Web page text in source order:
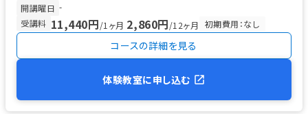
開講曜日 -
受講料 11,440円/1ヶ月 2,860円/12ヶ月 初期費用：なし
コースの詳細を見る
体験教室に申し込む